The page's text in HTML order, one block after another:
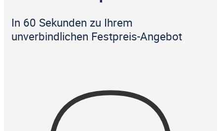
In 60 Sekunden zu Ihrem
unverbindlichen Festpreis-Angebot